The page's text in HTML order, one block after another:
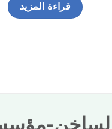
قراءة المزيد